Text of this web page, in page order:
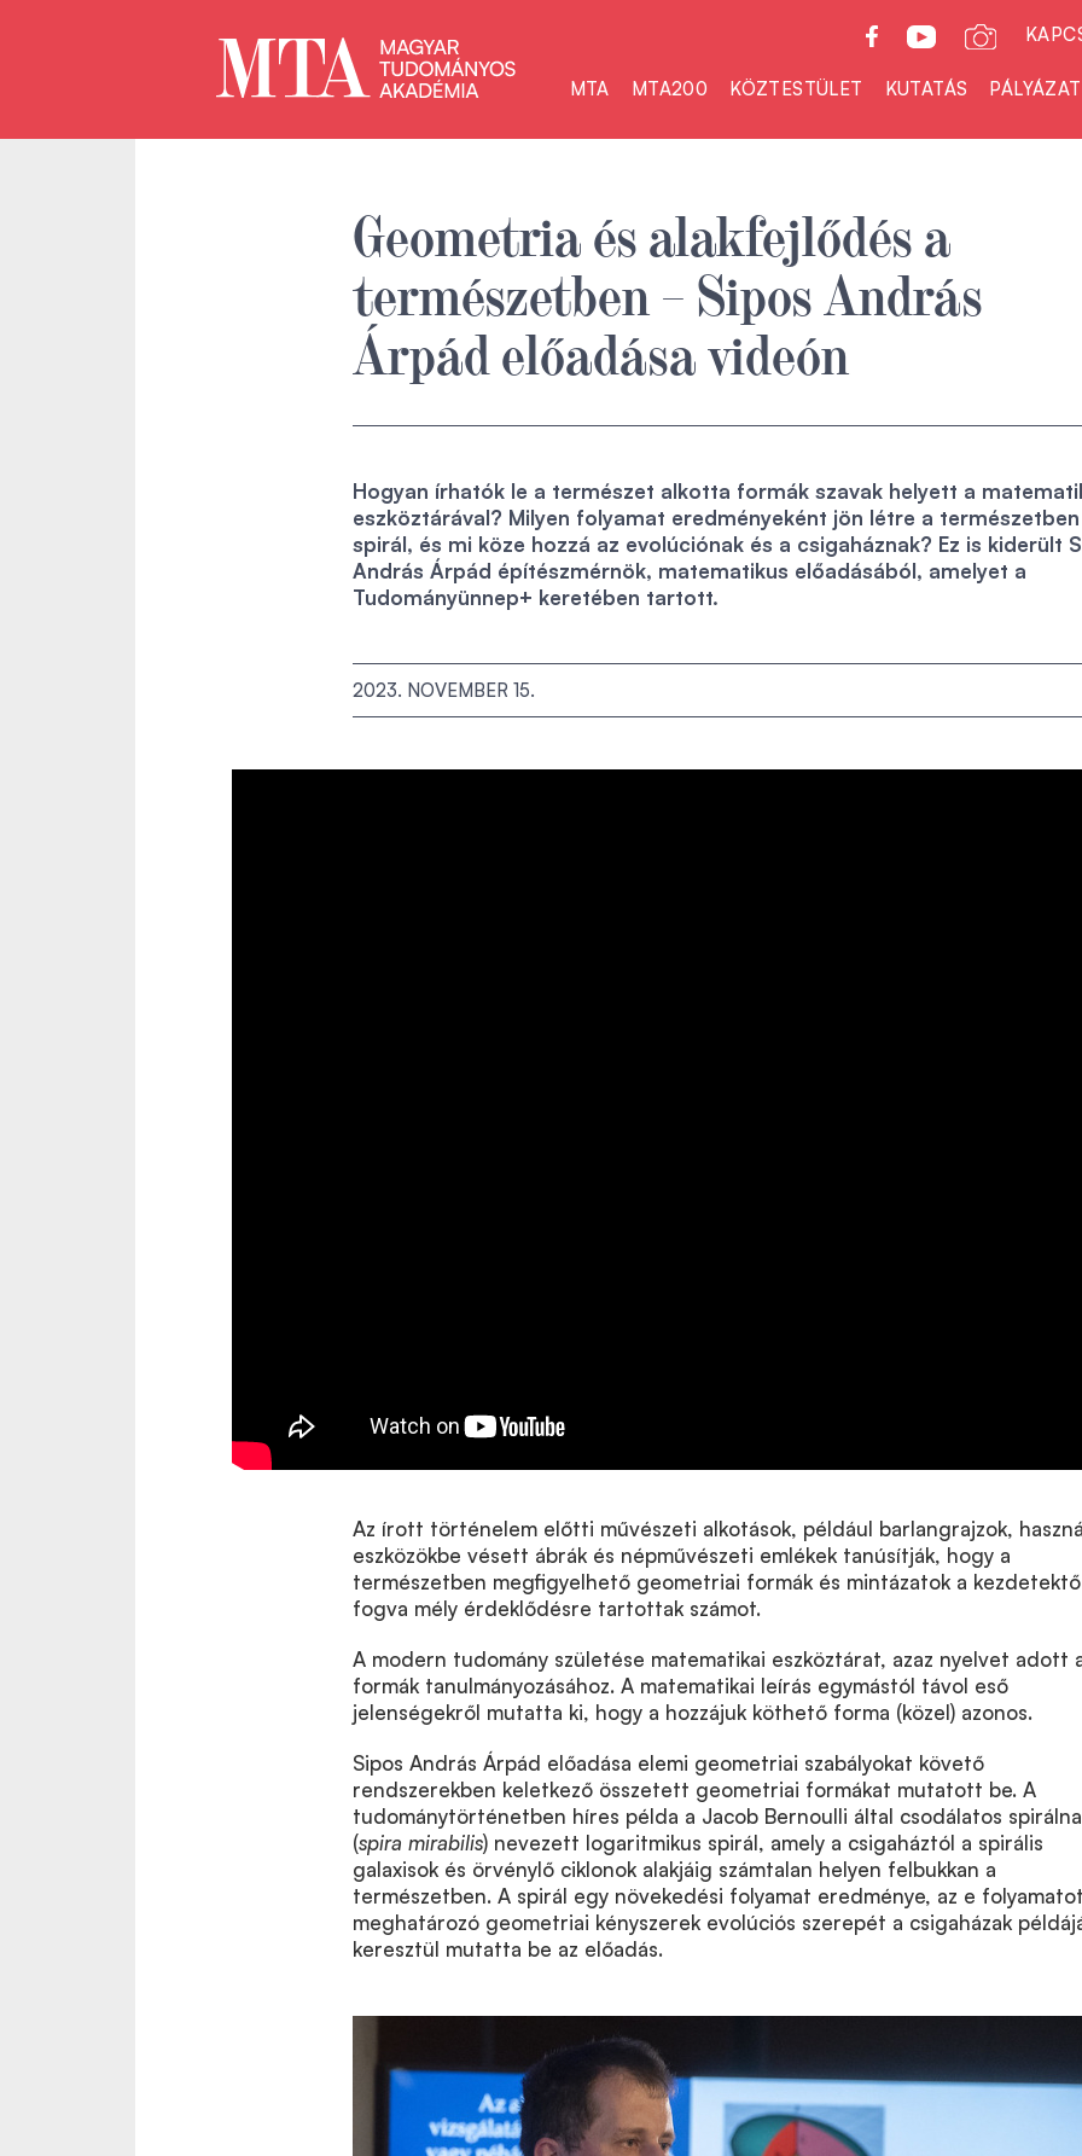
MTA MTA200 KÖZTESTÜLET KUTATÁS
Geometria és alakfejlődés a
természetben – Sipos András
Árpád előadása videón
Hogyan írhatók le a természet alkotta formák szavak helyett a
eszköztárával? Milyen folyamat eredményeként jön létre a
spirál, és mi köze hozzá az evolúciónak és a csigaháznak? Ez is kiderült
András Árpád építészmérnök, matematikus előadásából, amelyet a
Tudományünnep+ keretében tartott.
2023. NOVEMBER 15.
Az írott történelem előtti művészeti alkotások, például barlangrajzok,
eszközökbe vésett ábrák és népművészeti emlékek tanúsítják, hogy a
természetben megfigyelhető geometriai formák és mintázatok a
fogva mély érdeklődésre tartottak számot.
A modern tudomány születése matematikai eszköztárat, azaz nyelvet adott
formák tanulmányozásához. A matematikai leírás egymástól távol eső
jelenségekről mutatta ki, hogy a hozzájuk köthető forma (közel) azonos.
Sipos András Árpád előadása elemi geometriai szabályokat követő
rendszerekben keletkező összetett geometriai formákat mutatott be. A
tudománytörténetben híres példa a Jacob Bernoulli által csodálatos
(spira mirabilis) nevezett logaritmikus spirál, amely a csigaháztól a spirális
galaxisok és örvénylő ciklonok alakjáig számtalan helyen felbukkan a
természetben. A spirál egy növekedési folyamat eredménye, az e
meghatározó geometriai kényszerek evolúciós szerepét a csigaházak
keresztül mutatta be az előadás.